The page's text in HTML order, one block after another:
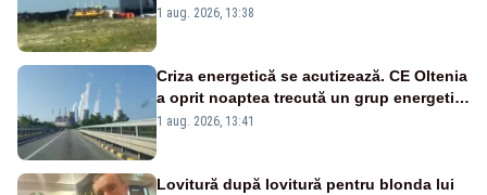
către Cernavodă – VIDEO
1 aug. 2026, 13:38
Criza energetică se acutizează. CE Oltenia
a oprit noaptea trecută un grup energetic
de la Rovinari
1 aug. 2026, 13:41
Lovitură după lovitură pentru blonda lui